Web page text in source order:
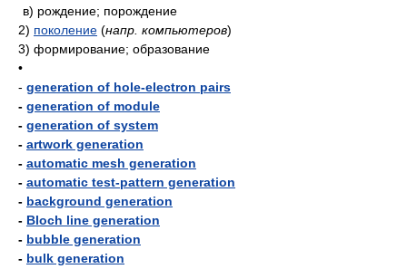
в) рождение; порождение
2) поколение (напр. компьютеров)
3) формирование; образование
•
- generation of hole-electron pairs
- generation of module
- generation of system
- artwork generation
- automatic mesh generation
- automatic test-pattern generation
- background generation
- Bloch line generation
- bubble generation
- bulk generation